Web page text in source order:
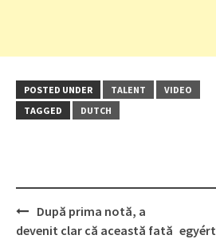
POSTED UNDER TALENT
VIDEO
TAGGED
DUTCH
Post
navigation
După prima notă, a
devenit clar că această fată